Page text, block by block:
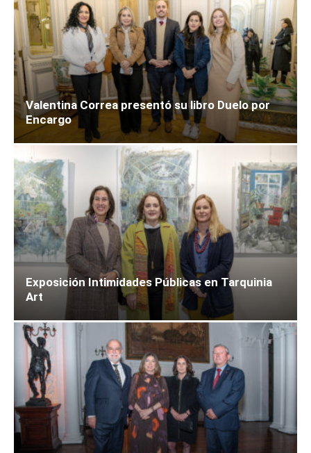
Valentina Correa presentó su libro Duelo por
Encargo
Exposición Intimidades Públicas en Tarquinia
Art